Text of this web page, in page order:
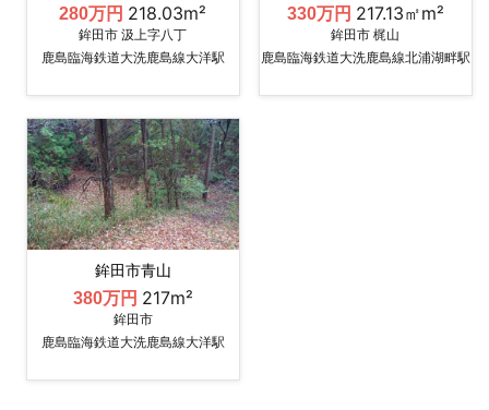
280万円 218.03m²
鉾田市 汲上字八丁
鹿島臨海鉄道大洗鹿島線大洋駅
330万円 217.13㎡m²
鉾田市 梶山
鹿島臨海鉄道大洗鹿島線北浦湖畔駅
鉾田市青山
380万円 217m²
鉾田市
鹿島臨海鉄道大洗鹿島線大洋駅